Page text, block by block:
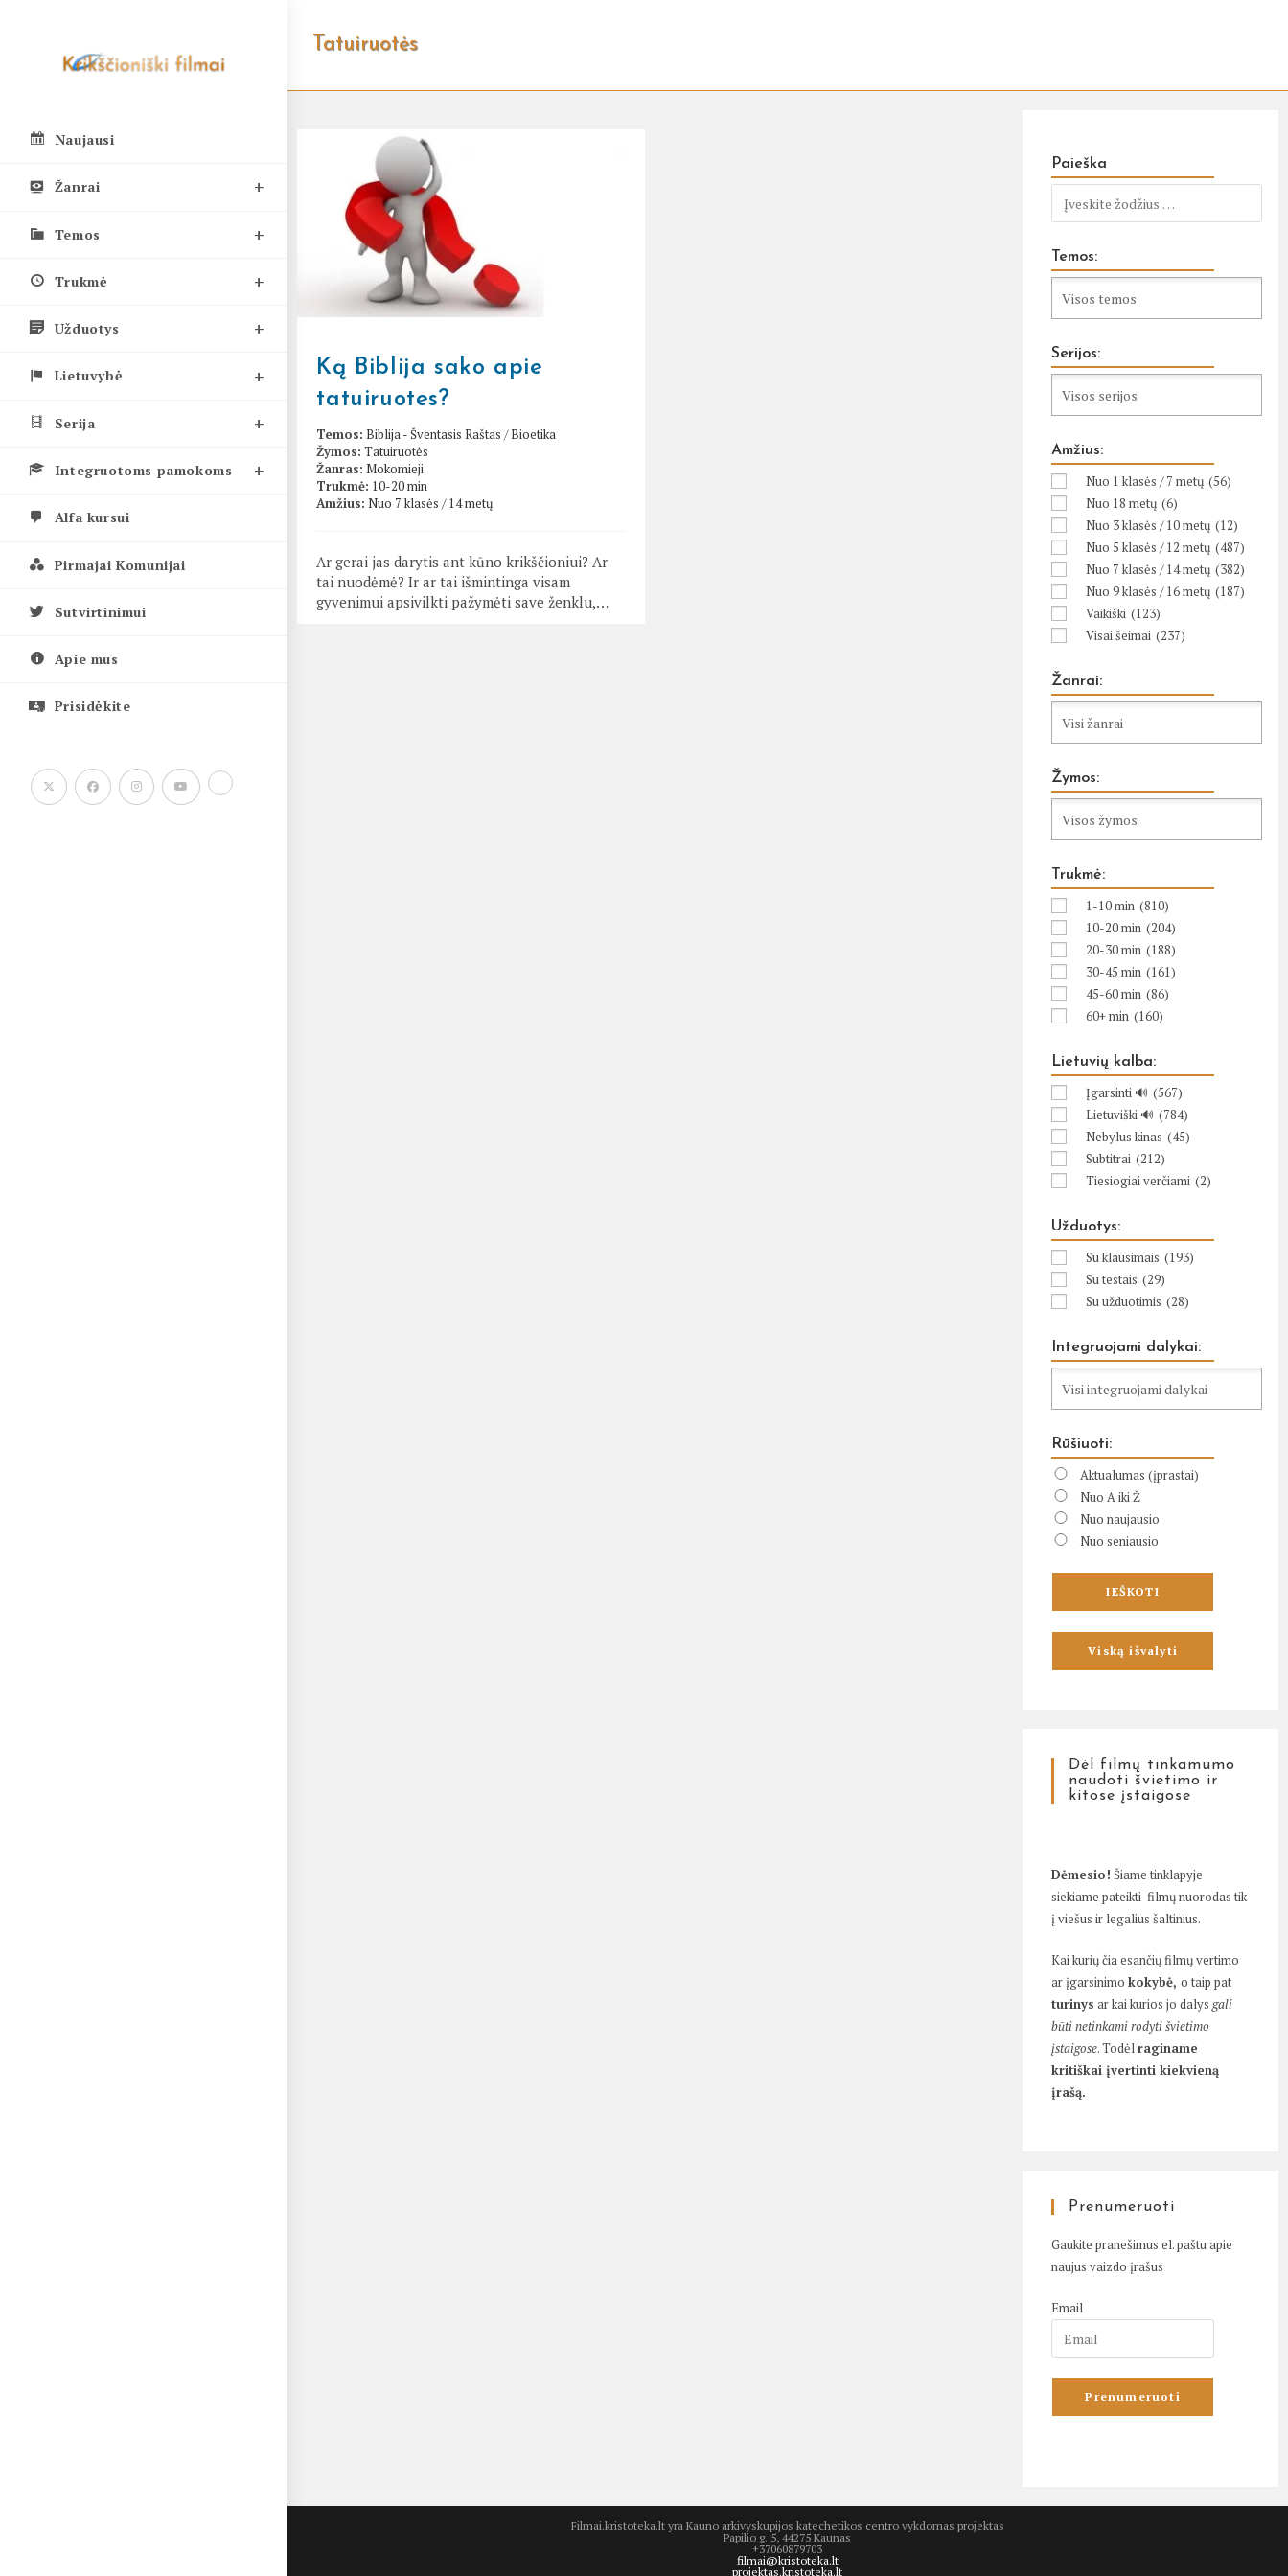
Naujausi
Žanrai
Temos
Trukmė
Užduotys
Lietuvybė
Serija
Integruotoms pamokoms
Alfa kursui
Pirmajai Komunijai
Sutvirtinimui
Apie mus
Prisidėkite
Tatuiruotės
Ką Biblija sako apie
tatuiruotes?
Temos: Biblija - Šventasis Raštas /Bioetika
Žymos: Tatuiruotės
Žanras: Mokomieji
Trukmė: 10-20 min
Amžius: Nuo 7 klasės / 14 metų
Ar gerai jas darytis ant kūno krikščioniui? Ar
tai nuodėmė? Ir ar tai išmintinga visam
gyvenimui apsivilkti pažymėti save ženklu,…
Paieška
Temos:
Serijos:
Amžius:
Nuo 1 klasės / 7 metų (56)
Nuo 18 metų (6)
Nuo 3 klasės / 10 metų (12)
Nuo 5 klasės / 12 metų (487)
Nuo 7 klasės / 14 metų (382)
Nuo 9 klasės / 16 metų (187)
Vaikiški (123)
Visai šeimai (237)
Žanrai:
Žymos:
Trukmė:
1-10 min (810)
10-20 min (204)
20-30 min (188)
30-45 min (161)
45-60 min (86)
60+ min (160)
Lietuvių kalba:
Įgarsinti 🔊 (567)
Lietuviški 🔊 (784)
Nebylus kinas (45)
Subtitrai (212)
Tiesiogiai verčiami (2)
Užduotys:
Su klausimais (193)
Su testais (29)
Su užduotimis (28)
Integruojami dalykai:
Rūšiuoti:
Aktualumas (įprastai)
Nuo A iki Ž
Nuo naujausio
Nuo seniausio
Dėl filmų tinkamumo
naudoti švietimo ir
kitose įstaigose
Dėmesio! Šiame tinklapyje
siekiame pateikti filmų nuorodas tik
į viešus ir legalius šaltinius.
Kai kurių čia esančių filmų vertimo
ar įgarsinimokokybė,o taip pat
turinys ar kai kurios jo dalysgali
būti netinkami rodyti švietimo
įstaigose. Todėlraginame
kritiškai įvertinti kiekvieną
įrašą.
Prenumeruoti
Gaukite pranešimus el. paštu apie
naujus vaizdo įrašus
Email
Filmai.kristoteka.lt yra Kauno arkivyskupijos katechetikos centro vykdomas projektas
Papilio g. 5, 44275 Kaunas
+37060879703
filmai@kristoteka.lt
projektas.kristoteka.lt